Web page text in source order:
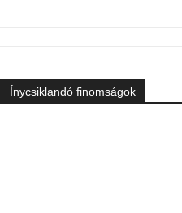
Ínycsiklandó finomságok